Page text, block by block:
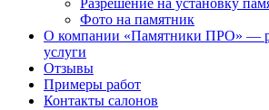
Разрешение на установку
Фото на памятник
О компании «Памятники ПРО» —
услуги
Отзывы
Примеры работ
Контакты салонов